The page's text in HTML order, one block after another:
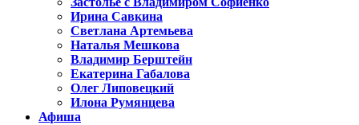
Ирина Савкина
Светлана Артемьева
Наталья Мешкова
Владимир Берштейн
Екатерина Габалова
Олег Липовецкий
Илона Румянцева
Афиша